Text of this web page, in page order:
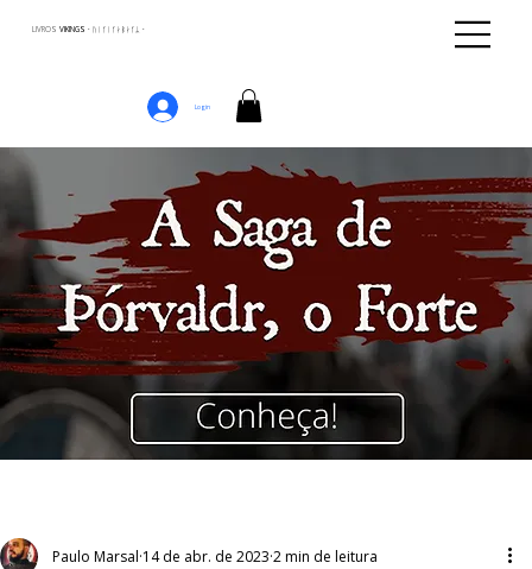
LIVROS VIKINGS · ᚢᛁᚴᛁᚴᛅᛒᛅᚴᛦ ·
Login
Paulo Marsal 14 de abr. de 2023 2 min de leitura